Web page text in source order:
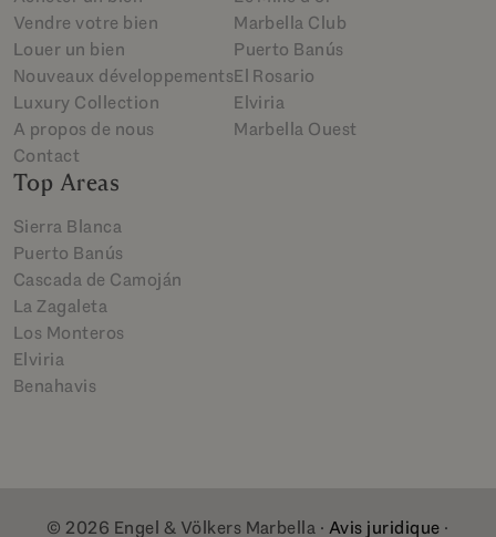
Vendre votre bien
Louer un bien
Nouveaux développements
Luxury Collection
A propos de nous
Contact
Marbella Club
Puerto Banús
El Rosario
Elviria
Marbella Ouest
Top Areas
Sierra Blanca
Puerto Banús
Cascada de Camoján
La Zagaleta
Los Monteros
Elviria
Benahavis
© 2026 Engel & Völkers Marbella · Avis juridique ·